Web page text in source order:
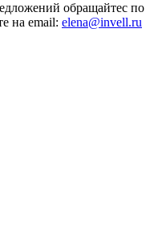
обращайтес по
на email: elena@invell.ru